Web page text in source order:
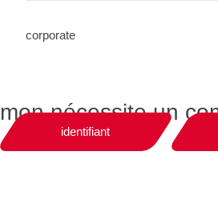
corporate
monnécessite un
identifiant